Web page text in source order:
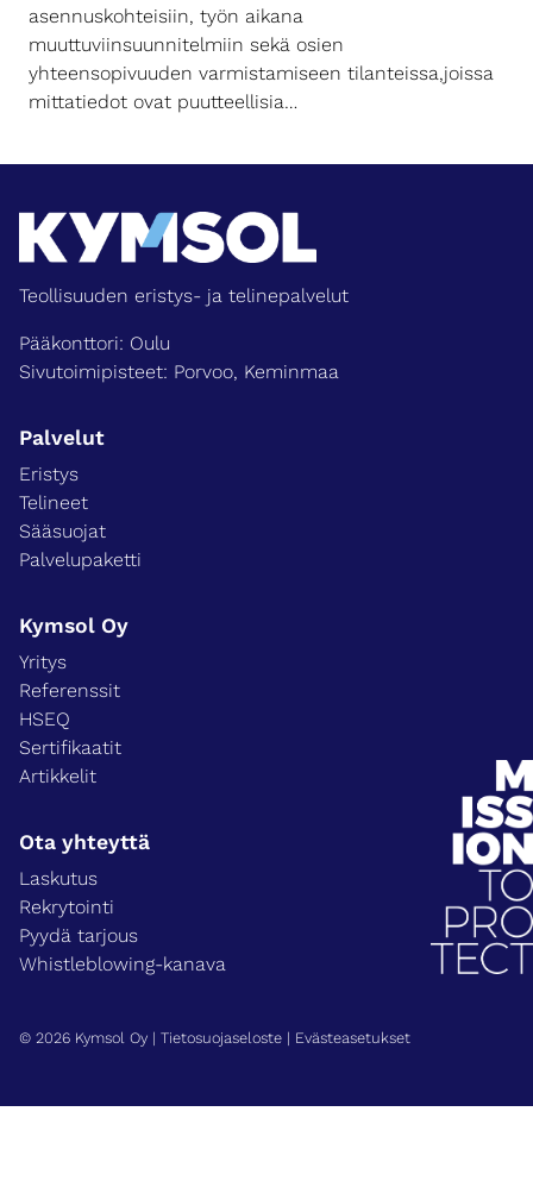
asennuskohteisiin, työn aikana
muuttuviinsuunnitelmiin sekä osien
yhteensopivuuden varmistamiseen tilanteissa,joissa
mittatiedot ovat puutteellisia…
Teollisuuden eristys- ja telinepalvelut
Pääkonttori: Oulu
Sivutoimipisteet: Porvoo, Keminmaa
Palvelut
Eristys
Telineet
Sääsuojat
Palvelupaketti
Kymsol Oy
Yritys
Referenssit
HSEQ
Sertifikaatit
Artikkelit
Ota yhteyttä
Laskutus
Rekrytointi
Pyydä tarjous
Whistleblowing-kanava
© 2026 Kymsol Oy | Tietosuojaseloste | Evästeasetukset